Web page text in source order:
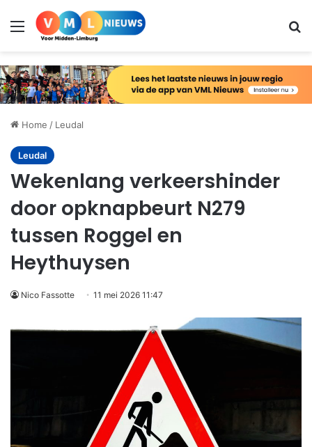
Menu
Home / Leudal
Leudal
Wekenlang verkeershinder
door opknapbeurt N279
tussen Roggel en
Heythuysen
Nico Fassotte 11 mei 2026 11:47